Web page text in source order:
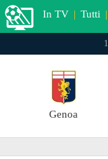
In TV | Tutti |
Genoa